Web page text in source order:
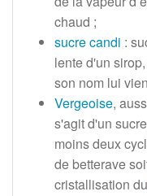
chaud ;
sucre candi :
lente d'un
son nom lui
Vergeoise,
s'agit d'un
moins deux
de betterave
cristallisation du